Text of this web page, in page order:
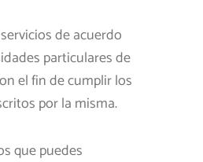
de acuerdo
particulares de
el fin de cumplir los
por la misma.
que puedes